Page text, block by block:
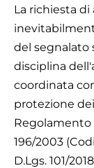
La richiesta
del segnalato
disciplina
coordinata
protezione
Regolamento
196/2003
D.Lgs. 101/